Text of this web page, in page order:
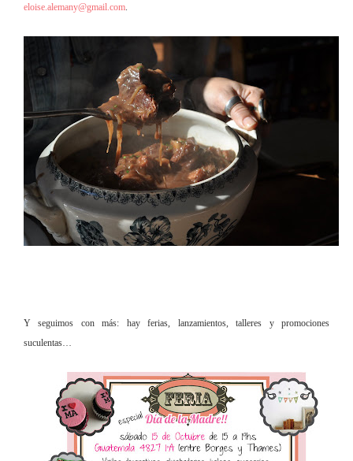
eloise.alemany@gmail.com.
Y seguimos con más: hay ferias, lanzamientos, talleres y promociones
suculentas…